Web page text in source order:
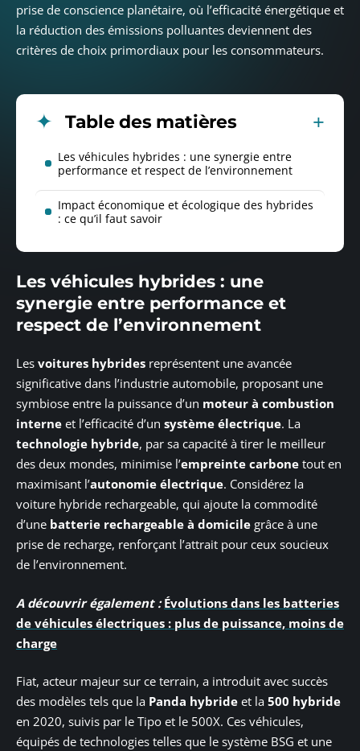
prise de conscience planétaire, où l’efficacité énergétique et
la réduction des émissions polluantes deviennent des
critères de choix primordiaux pour les consommateurs.
Table des matières
Les véhicules hybrides : une synergie entre
performance et respect de l’environnement
Impact économique et écologique des hybrides
: ce qu’il faut savoir
Les véhicules hybrides : une
synergie entre performance et
respect de l’environnement
Les voitures hybrides représentent une avancée
significative dans l’industrie automobile, proposant une
symbiose entre la puissance d’un moteur à combustion
interne et l’efficacité d’un système électrique. La
technologie hybride, par sa capacité à tirer le meilleur
des deux mondes, minimise l’empreinte carbone tout en
maximisant l’autonomie électrique. Considérez la
voiture hybride rechargeable, qui ajoute la commodité
d’une batterie rechargeable à domicile grâce à une
prise de recharge, renforçant l’attrait pour ceux soucieux
de l’environnement.
A découvrir également : Évolutions dans les batteries
de véhicules électriques : plus de puissance, moins de
charge
Fiat, acteur majeur sur ce terrain, a introduit avec succès
des modèles tels que la Panda hybride et la 500 hybride
en 2020, suivis par le Tipo et le 500X. Ces véhicules,
équipés de technologies telles que le système BSG et une